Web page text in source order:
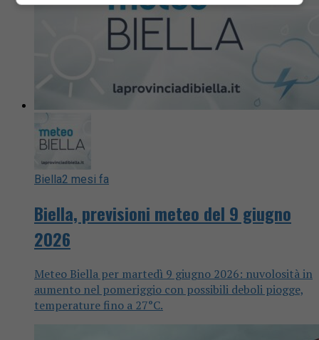
Biella2 mesi fa
Biella, previsioni meteo del 9 giugno
2026
Meteo Biella per martedì 9 giugno 2026: nuvolosità in
aumento nel pomeriggio con possibili deboli piogge,
temperature fino a 27°C.